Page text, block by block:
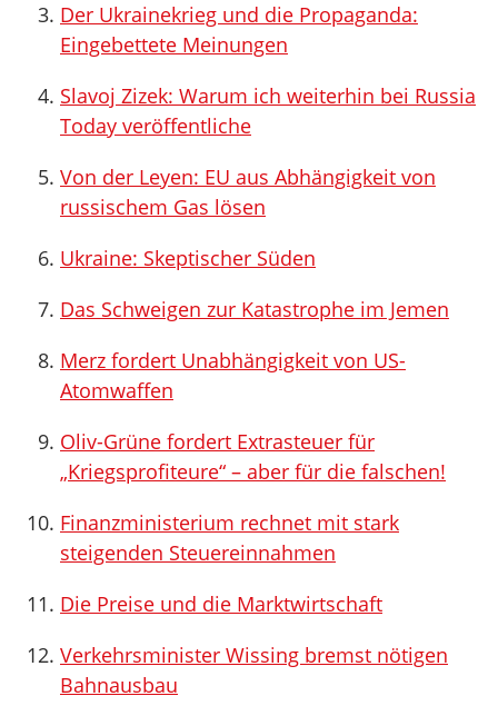
Der Ukrainekrieg und die Propaganda:
Eingebettete Meinungen
Slavoj Zizek: Warum ich weiterhin bei Russia
Today veröffentliche
Von der Leyen: EU aus Abhängigkeit von
russischem Gas lösen
Ukraine: Skeptischer Süden
Das Schweigen zur Katastrophe im Jemen
Merz fordert Unabhängigkeit von US-
Atomwaffen
Oliv-Grüne fordert Extrasteuer für
„Kriegsprofiteure“ – aber für die falschen!
Finanzministerium rechnet mit stark
steigenden Steuereinnahmen
Die Preise und die Marktwirtschaft
Verkehrsminister Wissing bremst nötigen
Bahnausbau